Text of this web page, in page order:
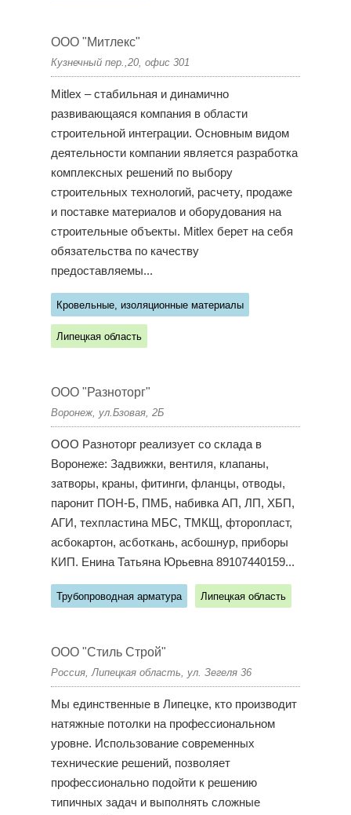
ООО "Митлекс"
Кузнечный пер.,20, офис 301
Mitlex – стабильная и динамично
развивающаяся компания в области
строительной интеграции. Основным видом
деятельности компании является разработка
комплексных решений по выбору
строительных технологий, расчету, продаже
и поставке материалов и оборудования на
строительные объекты. Mitlex берет на себя
обязательства по качеству
предоставляемы...
Кровельные, изоляционные материалы
Липецкая область
ООО "Разноторг"
Воронеж, ул.Бзовая, 2Б
ООО Разноторг реализует со склада в
Воронеже: Задвижки, вентиля, клапаны,
затворы, краны, фитинги, фланцы, отводы,
паронит ПОН-Б, ПМБ, набивка АП, ЛП, ХБП,
АГИ, техпластина МБС, ТМКЩ, фторопласт,
асбокартон, асботкань, асбошнур, приборы
КИП. Енина Татьяна Юрьевна 89107440159...
Трубопроводная арматура Липецкая область
ООО "Стиль Строй"
Россия, Липецкая область, ул. Зегеля 36
Мы единственные в Липецке, кто производит
натяжные потолки на профессиональном
уровне. Использование современных
технические решений, позволяет
профессионально подойти к решению
типичных задач и выполнять сложные